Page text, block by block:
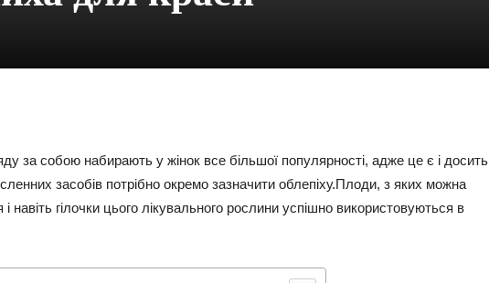
за собою набирають у жінок все більшої популярності, адже це є і досить
засобів потрібно окремо зазначити облепіху.Плоди, з яких можна
навіть гілочки цього лікувального рослини успішно використовуються в